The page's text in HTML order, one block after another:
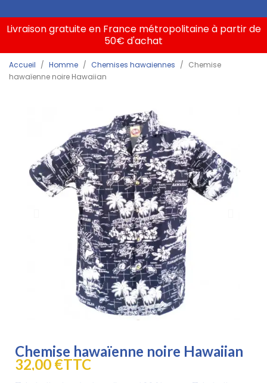
Livraison gratuite en France métropolitaine à partir de
50€ d'achat
Accueil Homme Chemises hawaiennes
Chemise
hawaïenne noire Hawaiian
Chemise hawaïenne noire Hawaiian
32,00 €TTC